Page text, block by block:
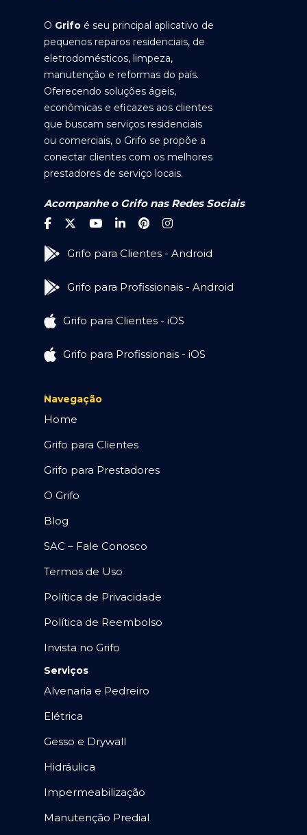
O Grifo é seu principal aplicativo de
pequenos reparos residenciais, de
eletrodomésticos, limpeza,
manutenção e reformas do país.
Oferecendo soluções ágeis,
econômicas e eficazes aos clientes
que buscam serviços residenciais
ou comerciais, o Grifo se propõe a
conectar clientes com os melhores
prestadores de serviço locais.
Acompanhe o Grifo nas Redes Sociais
Grifo para Clientes - Android
Grifo para Profissionais - Android
Grifo para Clientes - iOS
Grifo para Profissionais - iOS
Navegação
Home
Grifo para Clientes
Grifo para Prestadores
O Grifo
Blog
SAC – Fale Conosco
Termos de Uso
Política de Privacidade
Política de Reembolso
Invista no Grifo
Serviços
Alvenaria e Pedreiro
Elétrica
Gesso e Drywall
Hidráulica
Impermeabilização
Manutenção Predial